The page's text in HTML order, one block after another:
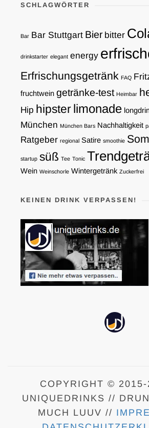
SCHLAGWÖRTER
Bar Bar Stuttgart Bier bitter
drinkstarter elegant energy
Erfrischungsgetränk FAQ
fruchtwein getränke-test Heimbar
Hip hipsterlimonade
München München Bars Nachhaltigkeit
Ratgeber regional Satire smoothie
startup süß Tee Tonic
Wein Weinschorle Wintergetränk Zuckerfrei
KEINEN DRINK VERPASSEN!
COPYRIGHT ©
UNIQUEDRINKS //
MUCH LUUV //